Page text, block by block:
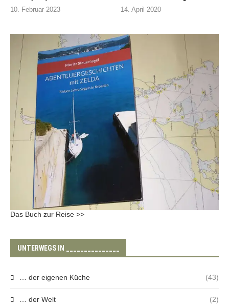
10. Februar 2023 14. April 2020
Das Buch zur Reise >>
UNTERWEGS IN _______________
… der eigenen Küche (43)
… der Welt (2)